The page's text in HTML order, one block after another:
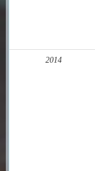
2014